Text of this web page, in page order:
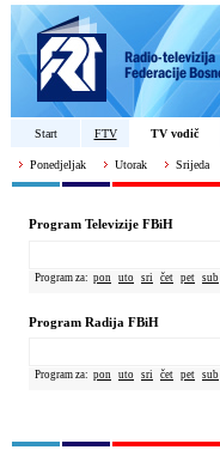
Start FTV TV vodič
Ponedjeljak Utorak Srijeda
Program Televizije FBiH
Program za: pon uto sri čet pet sub
Program Radija FBiH
Program za: pon uto sri čet pet sub